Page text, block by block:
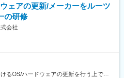
、本人の希望を組んでのアサインや異動
ます。色々なプロジェクトをスピーデ
をつけたり、中長期案件に長く安定的に
志向性に合わせたステップがあります。
ェアの更新/メーカーをルーツ
の研修
会社
るOS/ハードウェアの更新を行う上で、